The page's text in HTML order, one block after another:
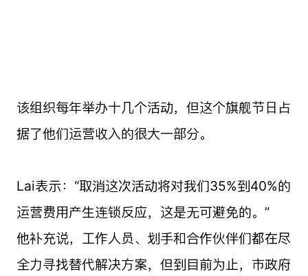
该组织每年举办十几个活动，但这个旗舰节日占
据了他们运营收入的很大一部分。
Lai表示：“取消这次活动将对我们35%到40%的
运营费用产生连锁反应，这是无可避免的。”
他补充说，工作人员、划手和合作伙伴们都在尽
全力寻找替代解决方案，但到目前为止，市政府